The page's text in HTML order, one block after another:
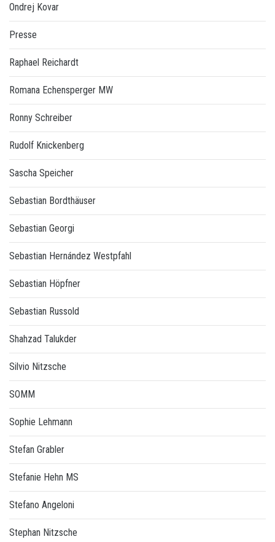
Ondrej Kovar
Presse
Raphael Reichardt
Romana Echensperger MW
Ronny Schreiber
Rudolf Knickenberg
Sascha Speicher
Sebastian Bordthäuser
Sebastian Georgi
Sebastian Hernández Westpfahl
Sebastian Höpfner
Sebastian Russold
Shahzad Talukder
Silvio Nitzsche
SOMM
Sophie Lehmann
Stefan Grabler
Stefanie Hehn MS
Stefano Angeloni
Stephan Nitzsche